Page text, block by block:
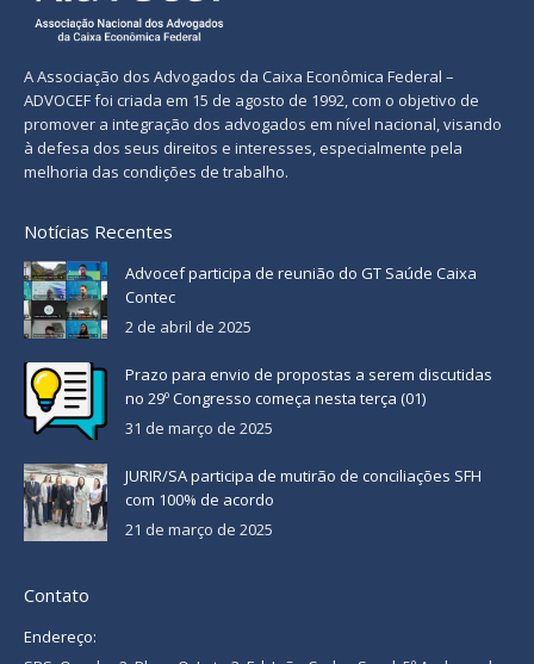
A Associação dos Advogados da Caixa Econômica Federal –
ADVOCEF foi criada em 15 de agosto de 1992, com o objetivo de
promover a integração dos advogados em nível nacional, visando
à defesa dos seus direitos e interesses, especialmente pela
melhoria das condições de trabalho.
Notícias Recentes
Advocef participa de reunião do GT Saúde Caixa
Contec
2 de abril de 2025
Prazo para envio de propostas a serem discutidas
no 29º Congresso começa nesta terça (01)
31 de março de 2025
JURIR/SA participa de mutirão de conciliações SFH
com 100% de acordo
21 de março de 2025
Contato
Endereço: